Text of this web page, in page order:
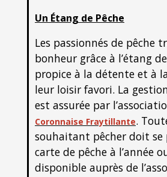
Un Étang de Pêche
Les passionnés de pêche
bonheur grâce à l’étang
propice à la détente et à
leur loisir favori. La
est assurée par
Coronnaise Fraytillante.
souhaitant pêcher doit se
carte de pêche à l’année
disponible auprès de